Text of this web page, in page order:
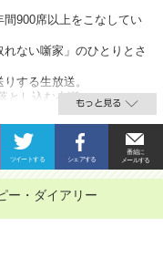
間900席以上をこなしてい
れない噺家」のひとりとさ
する生放送。
とし込む小噺…。
ー・ダイアリー